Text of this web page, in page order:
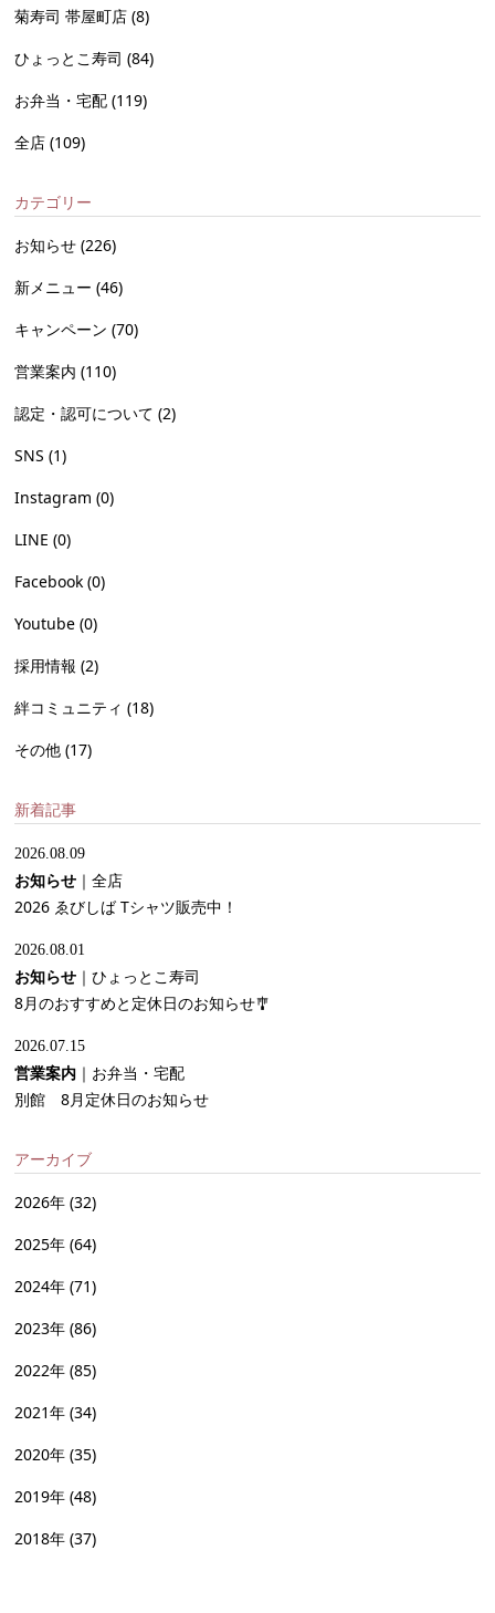
菊寿司 帯屋町店(8)
ひょっとこ寿司(84)
お弁当・宅配(119)
全店(109)
カテゴリー
お知らせ(226)
新メニュー(46)
キャンペーン(70)
営業案内(110)
認定・認可について(2)
SNS(1)
Instagram(0)
LINE(0)
Facebook(0)
Youtube(0)
採用情報(2)
絆コミュニティ(18)
その他(17)
新着記事
2026.08.09
お知らせ ｜全店
2026 ゑびしば Tシャツ販売中！
2026.08.01
お知らせ ｜ひょっとこ寿司
8月のおすすめと定休日のお知らせ🎐
2026.07.15
営業案内 ｜ お弁当・宅配
別館 8月定休日のお知らせ
アーカイブ
2026年 (32)
2025年 (64)
2024年 (71)
2023年 (86)
2022年 (85)
2021年 (34)
2020年 (35)
2019年 (48)
2018年 (37)